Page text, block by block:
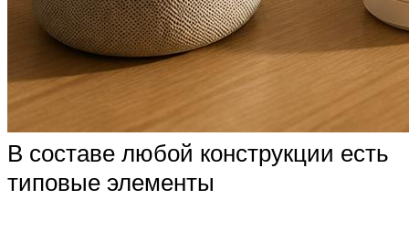
В составе любой конструкции есть
типовые элементы